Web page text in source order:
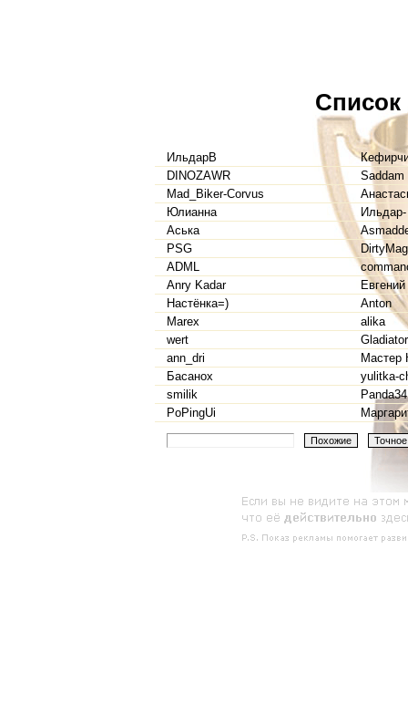
Список
ИльдарВ
DINOZAWR
Saddam
Mad_Biker-Corvus
Юлианна
Аська
PSG
ADML
Anry Kadar
Настёнка=)
Anton
Marex
alika
wert
Gladiator
ann_dri
Мастер
Басанох
yulitka-
smilik
Panda34
PoPingUi